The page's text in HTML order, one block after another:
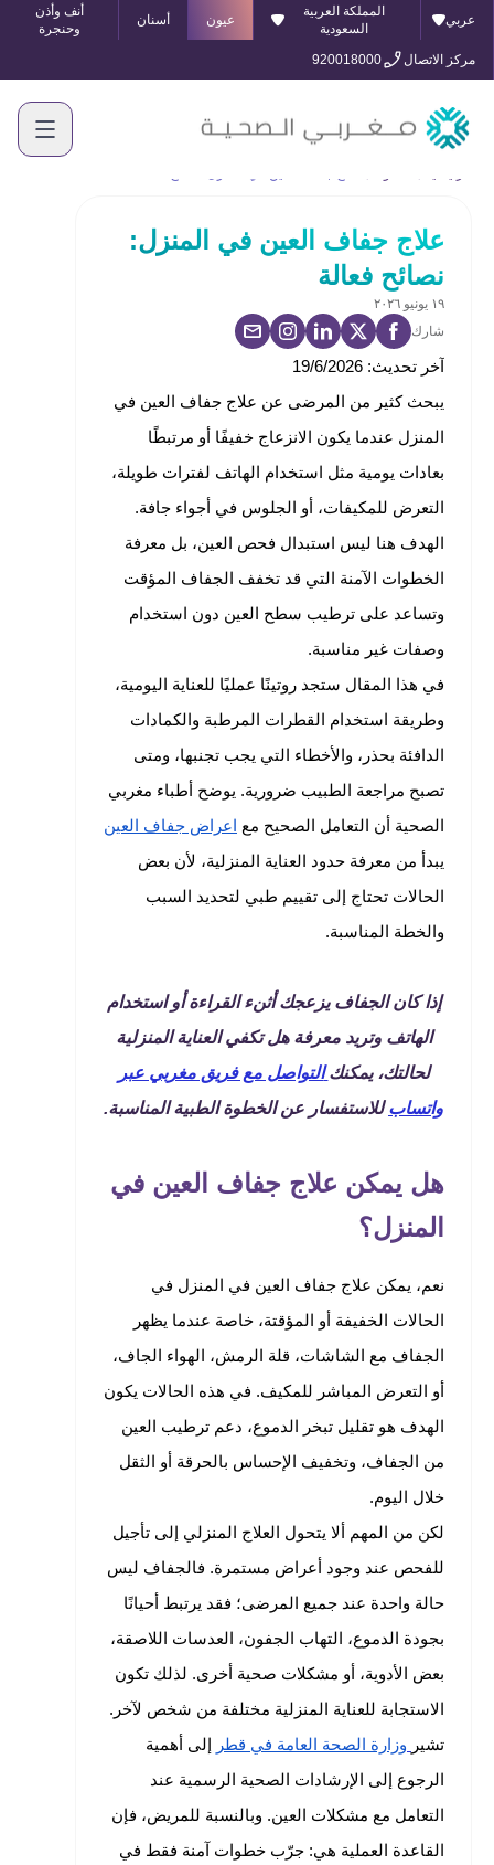
عربي
المملكة العربية
السعودية
عيون أسنان
أنف وأذن
وحنجرة
مركز الاتصال
920018000
علاج جفاف العين في المنزل:
نصائح فعالة
١٩ يونيو ٢٠٢٦
شارك
آخر تحديث: 19/6/2026
يبحث كثير من المرضى عن علاج جفاف العين في
المنزل عندما يكون الانزعاج خفيفًا أو مرتبطًا
بعادات يومية مثل استخدام الهاتف لفترات طويلة،
التعرض للمكيفات، أو الجلوس في أجواء جافة.
الهدف هنا ليس استبدال فحص العين، بل معرفة
الخطوات الآمنة التي قد تخفف الجفاف المؤقت
وتساعد على ترطيب سطح العين دون استخدام
وصفات غير مناسبة.
في هذا المقال ستجد روتينًا عمليًا للعناية اليومية،
وطريقة استخدام القطرات المرطبة والكمادات
الدافئة بحذر، والأخطاء التي يجب تجنبها، ومتى
تصبح مراجعة الطبيب ضرورية. يوضح أطباء مغربي
الصحية أن التعامل الصحيح مع
اعراض جفاف العين
يبدأ من معرفة حدود العناية المنزلية، لأن بعض
الحالات تحتاج إلى تقييم طبي لتحديد السبب
والخطة المناسبة.
إذا كان الجفاف يزعجك أثنء القراءة أو استخدام
الهاتف وتريد معرفة هل تكفي العناية المنزلية
لحالتك، يمكنك التواصل مع فريق مغربي عبر
واتسابللاستفسار عن الخطوة الطبية المناسبة.
هل يمكن علاج جفاف العين في
المنزل؟
نعم، يمكن علاج جفاف العين في المنزل في
الحالات الخفيفة أو المؤقتة، خاصة عندما يظهر
الجفاف مع الشاشات، قلة الرمش، الهواء الجاف،
أو التعرض المباشر للمكيف. في هذه الحالات يكون
الهدف هو تقليل تبخر الدموع، دعم ترطيب العين
من الجفاف، وتخفيف الإحساس بالحرقة أو الثقل
خلال اليوم.
لكن من المهم ألا يتحول العلاج المنزلي إلى تأجيل
للفحص عند وجود أعراض مستمرة. فالجفاف ليس
حالة واحدة عند جميع المرضى؛ فقد يرتبط أحيانًا
بجودة الدموع، التهاب الجفون، العدسات اللاصقة،
بعض الأدوية، أو مشكلات صحية أخرى. لذلك تكون
الاستجابة للعناية المنزلية مختلفة من شخص لآخر.
تشير وزارة الصحة العامة في قطر
إلى أهمية
الرجوع إلى الإرشادات الصحية الرسمية عند
التعامل مع مشكلات العين. وبالنسبة للمريض، فإن
القاعدة العملية هي: جرّب خطوات آمنة فقط في